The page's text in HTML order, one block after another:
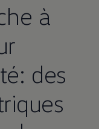
à
des